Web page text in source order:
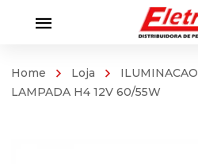
Home Loja ILUMINACAO
LAMPADA H4 12V 60/55W